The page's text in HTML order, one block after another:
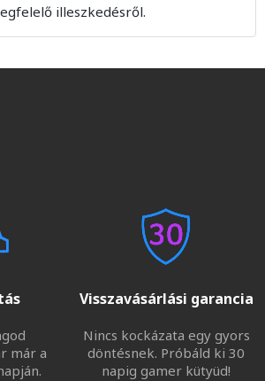
illeszkedésről.
már a
Visszavásárlási garancia
Nincs kockázata egy gyors
döntésnek. Próbáld ki 30
napig gamer kütyüd!